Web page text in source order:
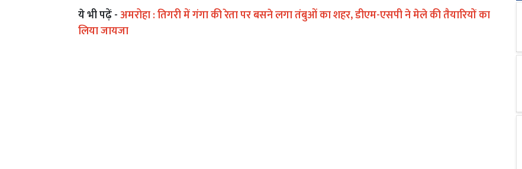
ये भी पढ़ें -अमरोहा : तिगरी में गंगा की रेता पर बसने लगा तंबुओं का शहर, डीएम-एसपी ने मेले की तैयारियों का
लिया जायजा